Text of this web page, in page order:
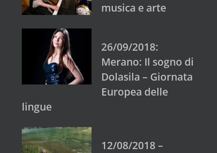
musica e arte
26/09/2018:
Merano: Il sogno di
Dolasila – Giornata
Europea delle
lingue
12/08/2018 –